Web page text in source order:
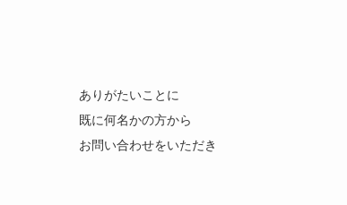
ありがたいことに
既に何名かの方から
お問い合わせをいただき